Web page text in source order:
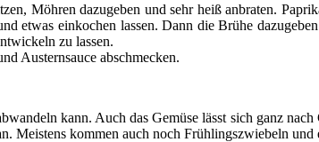
Möhren dazugeben und sehr heiß anbraten.
etwas einkochen lassen. Dann die Brühe
zu lassen.
Austernsauce abschmecken.
kann. Auch das Gemüse lässt sich ganz
Meistens kommen auch noch Frühlingszwiebeln